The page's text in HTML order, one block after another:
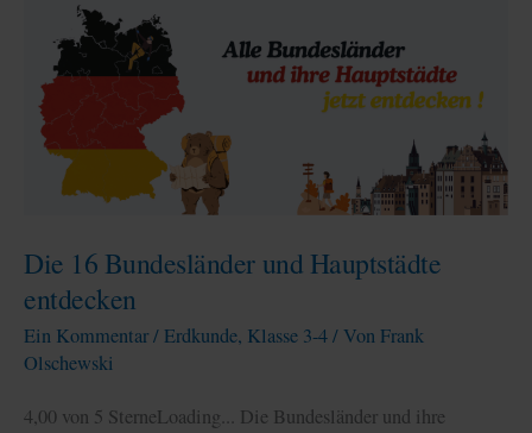
Bedeutung
Europa
Die 16 Bundesländer und Hauptstädte
entdecken
Ein Kommentar/ Erdkunde, Klasse 3-4/ Von Frank
Olschewski
4,00 von 5 SterneLoading... Die Bundesländer und ihre